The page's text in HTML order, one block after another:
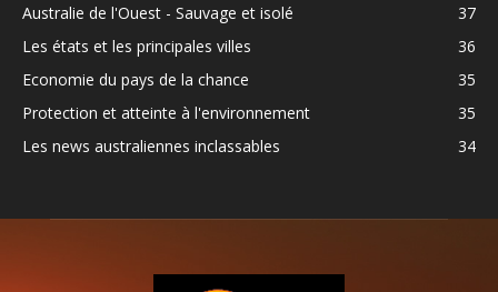
Australie de l'Ouest - Sauvage et isolé
37
Les états et les principales villes
36
Economie du pays de la chance
35
Protection et atteinte à l'environnement
35
Les news australiennes inclassables
34